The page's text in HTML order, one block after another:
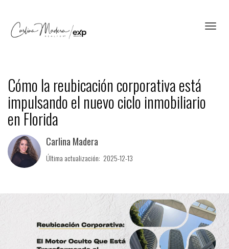
Cómo la reubicación corporativa está
impulsando el nuevo ciclo inmobiliario
en Florida
Carlina Madera
Última actualización: 2025-12-13